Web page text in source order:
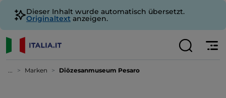
Dieser Inhalt wurde automatisch übersetzt.
Originaltext anzeigen.
... Marken Diözesanmuseum Pesaro